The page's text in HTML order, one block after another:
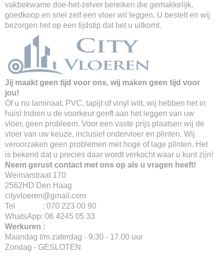
vakbekwame doe-het-zelver bereiken die gemakkelijk,
goedkoop en snel zelf een vloer wil leggen. U bestelt en wij
bezorgen het op een tijdstip dat het u uitkomt.
Jij maakt geen tijd voor ons, wij maken geen tijd voor
jou!
Of u nu laminaat, PVC, tapijt of vinyl wilt, wij hebben het in
huis! Indien u de voorkeur geeft aan het leggen van uw
vloer, geen probleem. Voor een vaste prijs plaatsen wij de
vloer van uw keuze, inclusief ondervloer en plinten. Wij
veroorzaken geen problemen met hoge of lage plinten. Het
is bekend dat u precies daar wordt verkocht waar u kunt zijn!
Neem gerust contact met ons op als u vragen heeft!
Weimarstraat 170
2562HD Den Haag
cityvloeren@gmail.com
Tel : 070 223 00 90
WhatsApp: 06 4245 05 33
Werkuren :
Maandag t/m zaterdag - 9.30 - 17.00 uur
Zondag - GESLOTEN